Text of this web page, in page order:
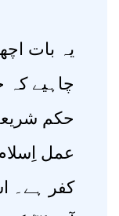
یہ بات
چاہیے کہ
حکم
عمل
کفر ہے۔